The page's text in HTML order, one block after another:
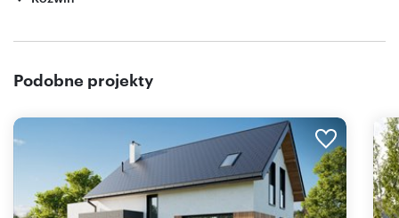
DUO, który daje możliwość zainstalowania obok siebie
elegancki wygląd, ale również oszczędność, gdyż
elektrycznym.
Podobne projekty